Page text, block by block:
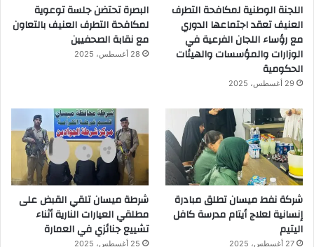
اللجنة الوطنية لمكافحة التطرف
العنيف تعقد اجتماعها الدوري
مع رؤساء اللجان الفرعية في
الوزارات والمؤسسات والهيئات
الحكومية
29 أغسطس، 2025
البصرة تحتضن جلسة توعوية
لمكافحة التطرف العنيف بالتعاون
مع نقابة الصحفيين
28 أغسطس، 2025
شركة نفط ميسان تطلق مبادرة
إنسانية لعلاج أيتام مدرسة كافل
اليتيم
27 أغسطس، 2025
شرطة ميسان تلقي القبض على
مطلقي العيارات النارية أثناء
تشييع جنائزي في العمارة
25 أغسطس، 2025